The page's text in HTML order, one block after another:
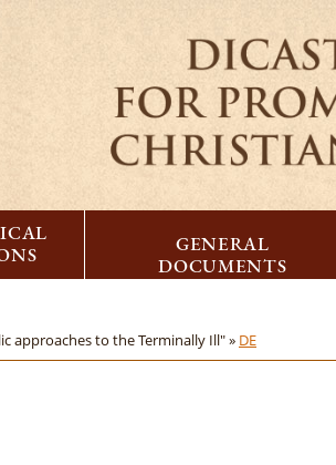
GENERAL
DOCUMENTS
approaches to the Terminally Ill" » DE